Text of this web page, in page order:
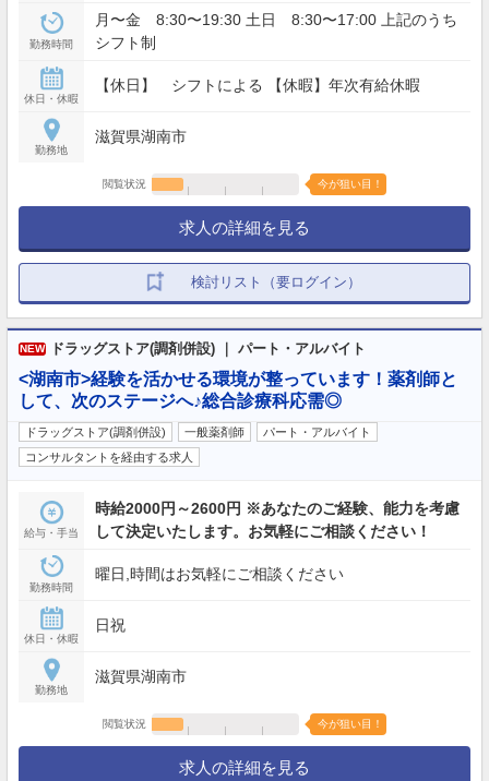
勤務時間
月〜金 8:30〜19:30 土日 8:30〜17:00 上記のうち
シフト制
休日・休暇
【休日】 シフトによる 【休暇】年次有給休暇
勤務地
滋賀県湖南市
閲覧状況 今が狙い目！
求人の詳細を見る
検討リスト（要ログイン）
NEW ドラッグストア(調剤併設) ｜ パート・アルバイト
<湖南市>経験を活かせる環境が整っています！薬剤師と
して、次のステージへ♪総合診療科応需◎
ドラッグストア(調剤併設) 一般薬剤師
パート・アルバイト
コンサルタントを経由する求人
給与・手当
時給2000円～2600円 ※あなたのご経験、能力を考慮
して決定いたします。お気軽にご相談ください！
勤務時間
曜日,時間はお気軽にご相談ください
休日・休暇
日祝
勤務地
滋賀県湖南市
閲覧状況 今が狙い目！
求人の詳細を見る